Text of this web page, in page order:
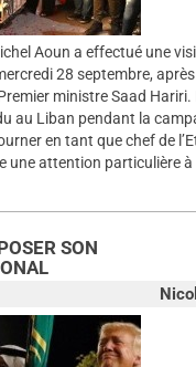
Aoun a effectué une
28 septembre,
ministre Saad Hariri.
au Liban pendant la
en tant que chef de
une attention particulière à
SON